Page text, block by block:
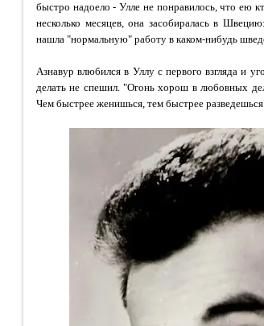
быстро надоело - Улле не понравилось, что ею
несколько месяцев, она засобиралась в
нашла "нормальную" работу в каком-нибудь
Азнавур влюбился в Уллу с первого взгляда и
делать не спешил. "Огонь хорош в любовных
Чем быстрее женишься, тем быстрее